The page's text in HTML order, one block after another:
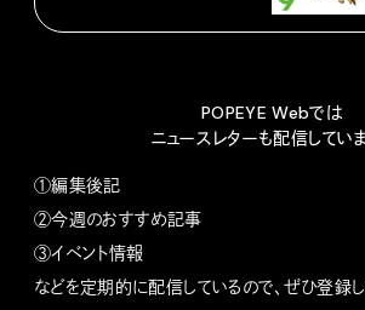
POPEYE Webでは
ニュースレターも配信していま
①編集後記
②今週のおすすめ記事
③イベント情報
などを定期的に配信しているので、ぜひ登録し